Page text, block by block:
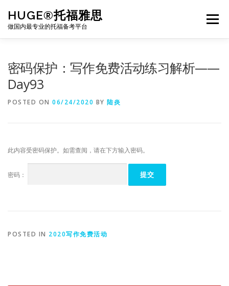
content
HUGE®托福雅思
做国内最专业的托福备考平台
Menu
密码保护：写作免费活动练习解析——
Day93
POSTED ON 06/24/2020 BY 陆炎
此内容受密码保护。如需查阅，请在下方输入密码。
密码：
POSTED IN 2020写作免费活动